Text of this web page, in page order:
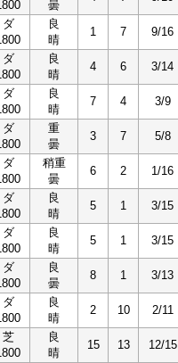
曇
ダ
良
晴
1 7 9/16
ダ
良
晴
4 6 3/14
ダ
良
晴
7 4 3/9
ダ
重
曇
3 7 5/8
ダ
稍重
曇
6 2 1/16
ダ
良
晴
5 1 3/15
ダ
良
晴
5 1 3/15
ダ
良
曇
8 1 3/13
ダ
良
晴
2 10 2/11
芝
良
晴
15 13 12/15